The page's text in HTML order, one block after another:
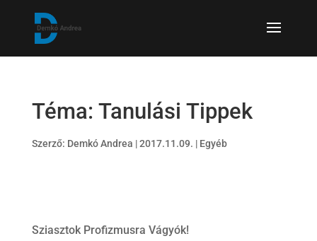
Téma: Tanulási Tippek
Szerző: Demkó Andrea |2017.11.09. | Egyéb
Sziasztok Profizmusra Vágyók!